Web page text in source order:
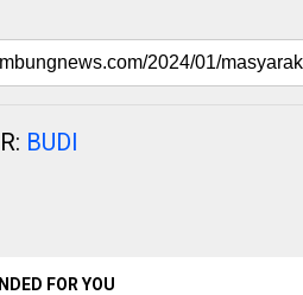
BUDI
FOR YOU